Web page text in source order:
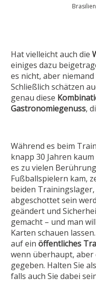
Hat vielleicht auch die
einiges dazu
es nicht, aber
Schließlich schätzen
genau diese
Gastronomiegenuss,
Während es beim
knapp 30 Jahren
es zu vielen
Fußballspielern kam,
beiden Trainingslager,
abgeschottet sein
geändert und
gemacht – und man
Karten schauen
auf einöffentliches
wenn überhaupt,
gegeben. Halten Sie
falls auch Sie dabei